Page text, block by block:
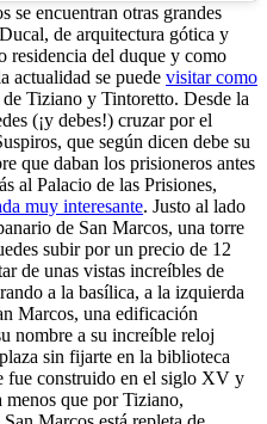
se encuentran otras grandes
de arquitectura gótica y
residencia del duque y como
actualidad se puede visitar como
de Tiziano y Tintoretto. Desde la
(¡y debes!) cruzar por el
que según dicen debe su
que daban los prisioneros antes
al Palacio de las Prisiones,
muy interesante. Justo al lado
de San Marcos, una torre
subir por un precio de 12
de unas vistas increíbles de
a la basílica, a la izquierda
Marcos, una edificación
nombre a su increíble reloj
sin fijarte en la biblioteca
fue construido en el siglo XV y
menos que por Tiziano,